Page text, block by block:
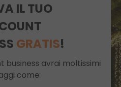
IL TUO
GRATIS!
business avrai moltissimi
come: